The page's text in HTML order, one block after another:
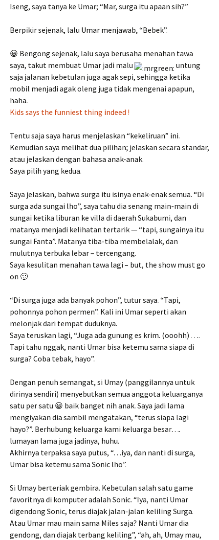
Iseng, saya tanya ke Umar; “Mar, surga itu apaan sih?”
Berpikir sejenak, lalu Umar menjawab, “Bebek”.
😀 Bengong sejenak, lalu saya berusaha menahan tawa
saya, takut membuat Umar jadi malu
untung
saja jalanan kebetulan juga agak sepi, sehingga ketika
mobil menjadi agak oleng juga tidak mengenai apapun,
haha.
Kids says the funniest thing indeed !
Tentu saja saya harus menjelaskan “kekeliruan” ini.
Kemudian saya melihat dua pilihan; jelaskan secara standar,
atau jelaskan dengan bahasa anak-anak.
Saya pilih yang kedua.
Saya jelaskan, bahwa surga itu isinya enak-enak semua. “Di
surga ada sungai lho”, saya tahu dia senang main-main di
sungai ketika liburan ke villa di daerah Sukabumi, dan
matanya menjadi kelihatan tertarik — “tapi, sungainya itu
sungai Fanta”. Matanya tiba-tiba membelalak, dan
mulutnya terbuka lebar – tercengang.
Saya kesulitan menahan tawa lagi – but, the show must go
on 🙂
“Di surga juga ada banyak pohon”, tutur saya. “Tapi,
pohonnya pohon permen”. Kali ini Umar seperti akan
melonjak dari tempat duduknya.
Saya teruskan lagi, “Juga ada gunung es krim. (ooohh) ….
Tapi tahu nggak, nanti Umar bisa ketemu sama siapa di
surga? Coba tebak, hayo”.
Dengan penuh semangat, si Umay (panggilannya untuk
dirinya sendiri) menyebutkan semua anggota keluarganya
satu per satu 😀 baik banget nih anak. Saya jadi lama
mengiyakan dia sambil mengatakan, “terus siapa lagi
hayo?”. Berhubung keluarga kami keluarga besar….
lumayan lama juga jadinya, huhu.
Akhirnya terpaksa saya putus, “…iya, dan nanti di surga,
Umar bisa ketemu sama Sonic lho”.
Si Umay berteriak gembira. Kebetulan salah satu game
favoritnya di komputer adalah Sonic. “Iya, nanti Umar
digendong Sonic, terus diajak jalan-jalan keliling Surga.
Atau Umar mau main sama Miles saja? Nanti Umar dia
gendong, dan diajak terbang keliling”, “ah, ah, Umay mau,